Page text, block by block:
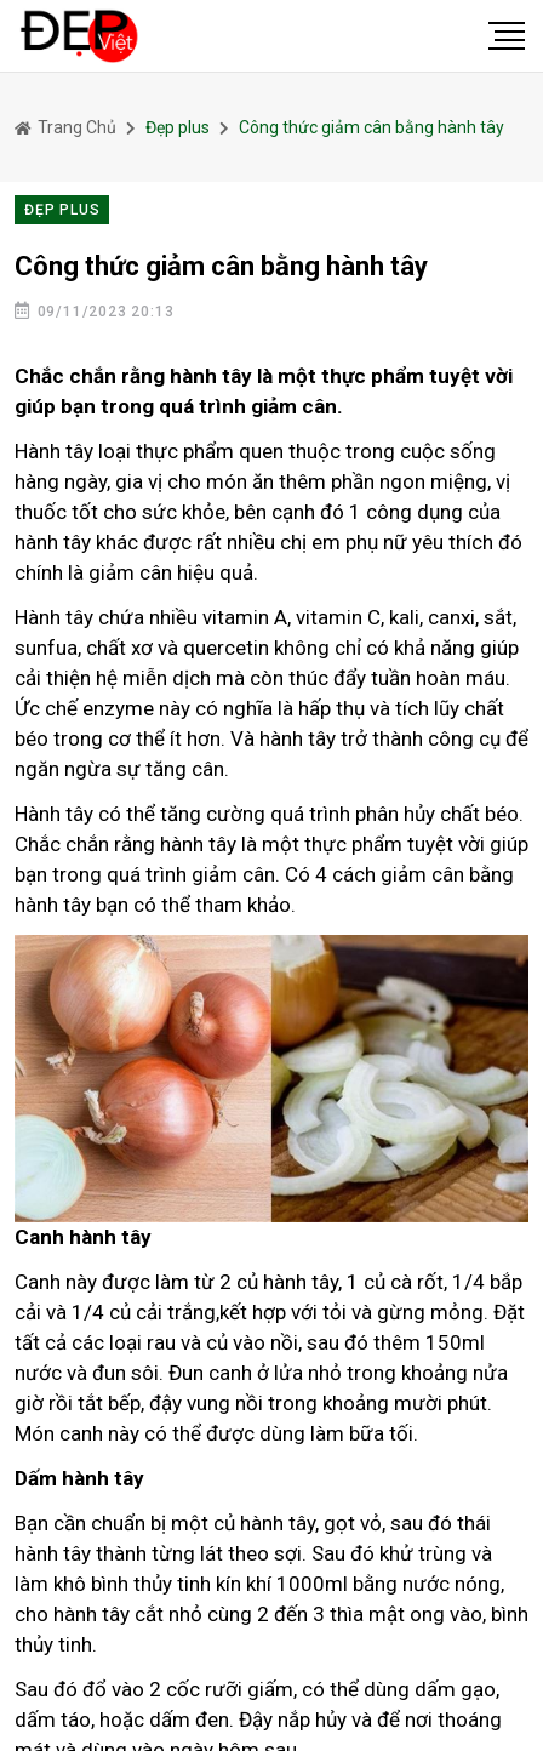
Trang Chủ Đẹp plus Công thức giảm cân bằng hành tây
ĐẸP PLUS
Công thức giảm cân bằng hành tây
09/11/2023 20:13
Chắc chắn rằng hành tây là một thực phẩm tuyệt vời
giúp bạn trong quá trình giảm cân.
Hành tây loại thực phẩm quen thuộc trong cuộc sống
hàng ngày, gia vị cho món ăn thêm phần ngon miệng, vị
thuốc tốt cho sức khỏe, bên cạnh đó 1 công dụng của
hành tây khác được rất nhiều chị em phụ nữ yêu thích đó
chính là giảm cân hiệu quả.
Hành tây chứa nhiều vitamin A, vitamin C, kali, canxi, sắt,
sunfua, chất xơ và quercetin không chỉ có khả năng giúp
cải thiện hệ miễn dịch mà còn thúc đẩy tuần hoàn máu.
Ức chế enzyme này có nghĩa là hấp thụ và tích lũy chất
béo trong cơ thể ít hơn. Và hành tây trở thành công cụ để
ngăn ngừa sự tăng cân.
Hành tây có thể tăng cường quá trình phân hủy chất béo.
Chắc chắn rằng hành tây là một thực phẩm tuyệt vời giúp
bạn trong quá trình giảm cân. Có 4 cách giảm cân bằng
hành tây bạn có thể tham khảo.
Canh hành tây
Canh này được làm từ 2 củ hành tây, 1 củ cà rốt, 1/4 bắp
cải và 1/4 củ cải trắng,kết hợp với tỏi và gừng mỏng. Đặt
tất cả các loại rau và củ vào nồi, sau đó thêm 150ml
nước và đun sôi. Đun canh ở lửa nhỏ trong khoảng nửa
giờ rồi tắt bếp, đậy vung nồi trong khoảng mười phút.
Món canh này có thể được dùng làm bữa tối.
Dấm hành tây
Bạn cần chuẩn bị một củ hành tây, gọt vỏ, sau đó thái
hành tây thành từng lát theo sợi. Sau đó khử trùng và
làm khô bình thủy tinh kín khí 1000ml bằng nước nóng,
cho hành tây cắt nhỏ cùng 2 đến 3 thìa mật ong vào, bình
thủy tinh.
Sau đó đổ vào 2 cốc rưỡi giấm, có thể dùng dấm gạo,
dấm táo, hoặc dấm đen. Đậy nắp hủy và để nơi thoáng